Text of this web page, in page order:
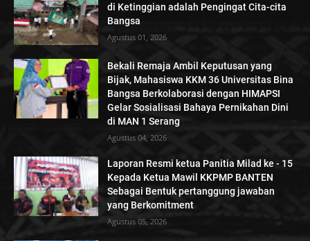
di Ketinggian adalah Pengingat Cita-cita
Bangsa
Agustus 01, 2026
Bekali Remaja Ambil Keputusan yang
Bijak, Mahasiswa KKM 36 Universitas Bina
Bangsa Berkolaborasi dengan HIMAPSI
Gelar Sosialisasi Bahaya Pernikahan Dini
di MAN 1 Serang
Agustus 04, 2026
Laporan Resmi ketua Panitia Milad ke - 15
Kepada Ketua Mawil KKPMP BANTEN
Sebagai Bentuk pertanggung jawaban
yang Berkomitment
Agustus 05, 2026